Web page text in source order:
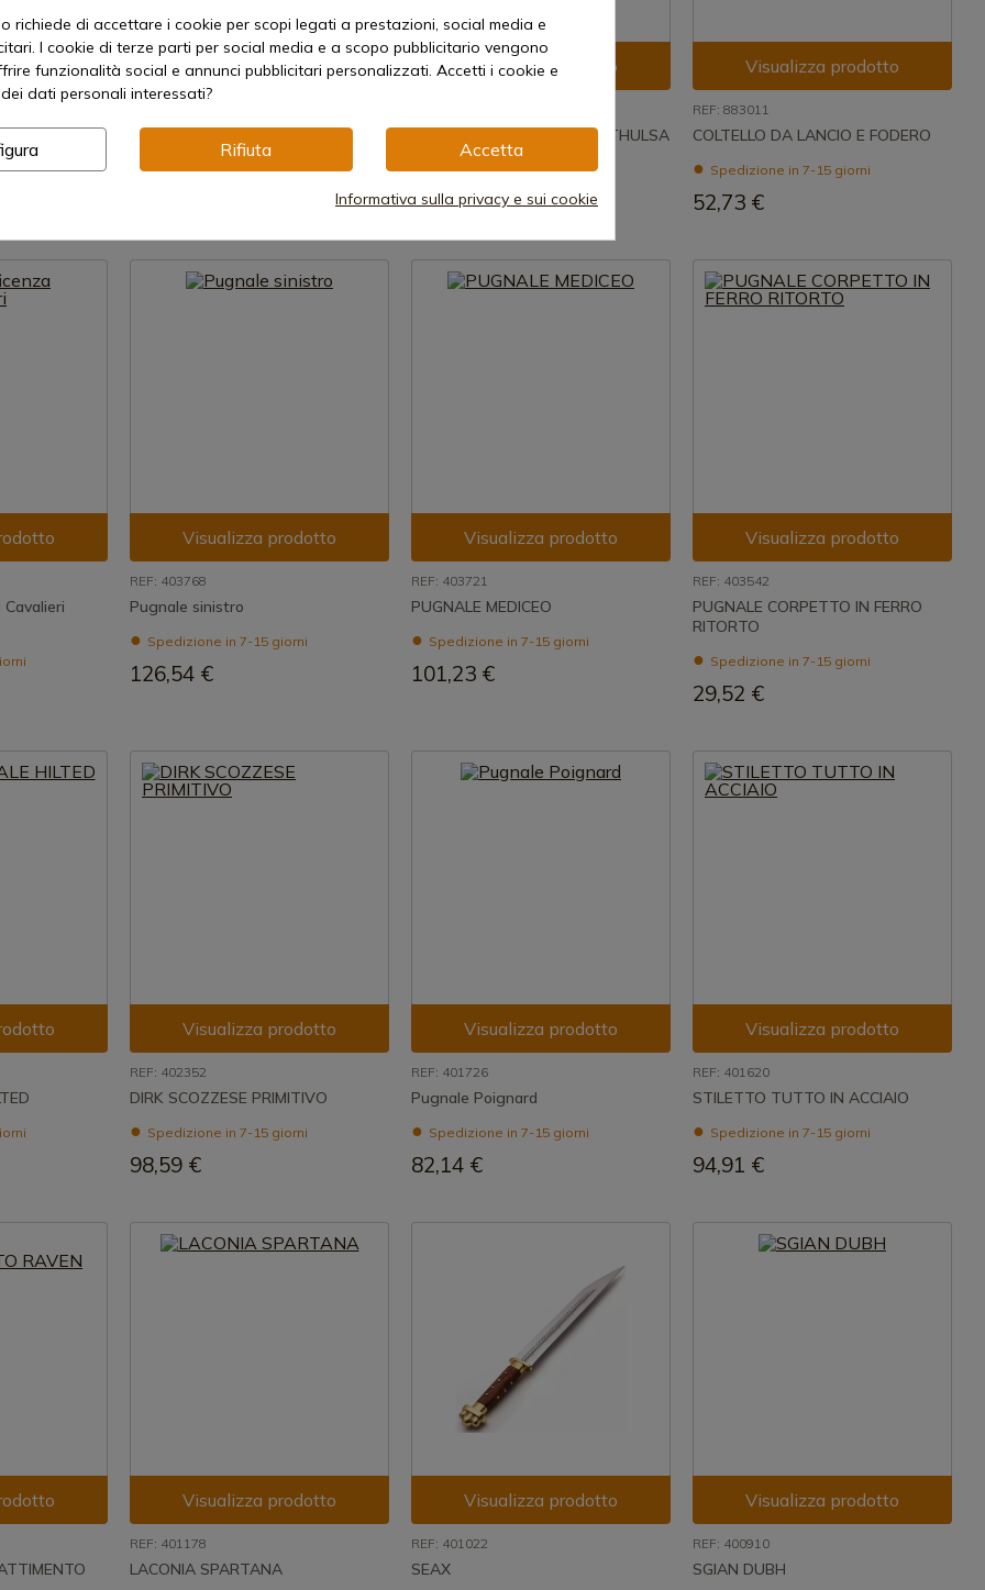
di Baviera
Visualizza prodotto
401348 Moschettiere Main Gauche
Spedizione in 7-15 giorni
Visualizza prodotto
PUGNALE DEL DESTINO DI THULSA
Spedizione in 7-15 giorni
200,36 €
Visualizza prodotto
REF: 883011
COLTELLO DA LANCIO E FODERO
Spedizione in 7-15 giorni
52,73 €
Visualizza prodotto
REF: 403768
Pugnale sinistro
Spedizione in 7-15 giorni
126,54 €
Visualizza prodotto
REF: 403721
PUGNALE MEDICEO
Spedizione in 7-15 giorni
101,23 €
Visualizza prodotto
REF: 403542
PUGNALE CORPETTO IN FERRO
RITORTO
Spedizione in 7-15 giorni
29,52 €
Visualizza prodotto
REF: 402352
DIRK SCOZZESE PRIMITIVO
Spedizione in 7-15 giorni
98,59 €
Visualizza prodotto
REF: 401726
Pugnale Poignard
Spedizione in 7-15 giorni
82,14 €
Visualizza prodotto
REF: 401620
STILETTO TUTTO IN ACCIAIO
Spedizione in 7-15 giorni
94,91 €
Visualizza prodotto
REF: 401178
LACONIA SPARTANA
Visualizza prodotto
REF: 401022
SEAX
Visualizza prodotto
REF: 400910
SGIAN DUBH
richiede di accettare i cookie per scopi legati a prestazioni, social media e
I cookie di terze parti per social media e a scopo pubblicitario vengono
funzionalità social e annunci pubblicitari personalizzati. Accetti i cookie e
dati personali interessati?
Rifiuta Accetta
Informativa sulla privacy e sui cookie